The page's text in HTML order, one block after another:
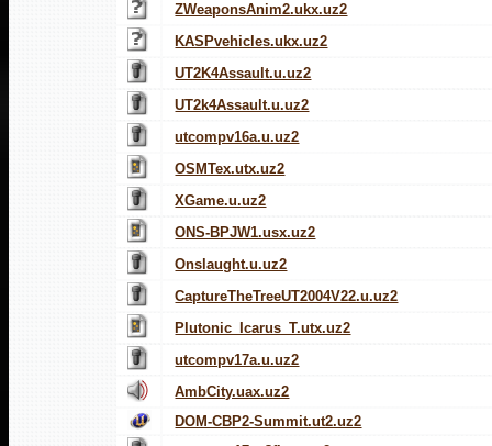
ZWeaponsAnim2.ukx.uz2
KASPvehicles.ukx.uz2
UT2K4Assault.u.uz2
UT2k4Assault.u.uz2
utcompv16a.u.uz2
OSMTex.utx.uz2
XGame.u.uz2
ONS-BPJW1.usx.uz2
Onslaught.u.uz2
CaptureTheTreeUT2004V22.u.uz2
Plutonic_Icarus_T.utx.uz2
utcompv17a.u.uz2
AmbCity.uax.uz2
DOM-CBP2-Summit.ut2.uz2